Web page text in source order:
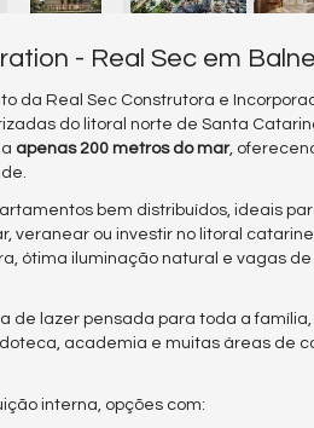
- Real Sec em
da Real Sec Construtora e
do litoral norte de Santa
apenas 200 metros do mar,
bem distribuídos, ideais
veranear ou investir no litoral
ótima iluminação natural e vagas
de lazer pensada para toda a família,
academia e muitas áreas de
interna, opções com: